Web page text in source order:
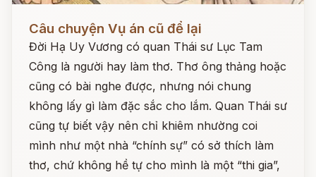
Câu chuyện Vụ án cũ để lại
Đời Hạ Uy Vương có quan Thái sư Lục Tam
Công là người hay làm thơ. Thơ ông thảng hoặc
cũng có bài nghe được, nhưng nói chung
không lấy gì làm đặc sắc cho lắm. Quan Thái sư
cũng tự biết vậy nên chỉ khiêm nhường coi
mình như một nhà “chính sự” có sở thích làm
thơ, chứ không hề tự cho mình là một “thi gia”,